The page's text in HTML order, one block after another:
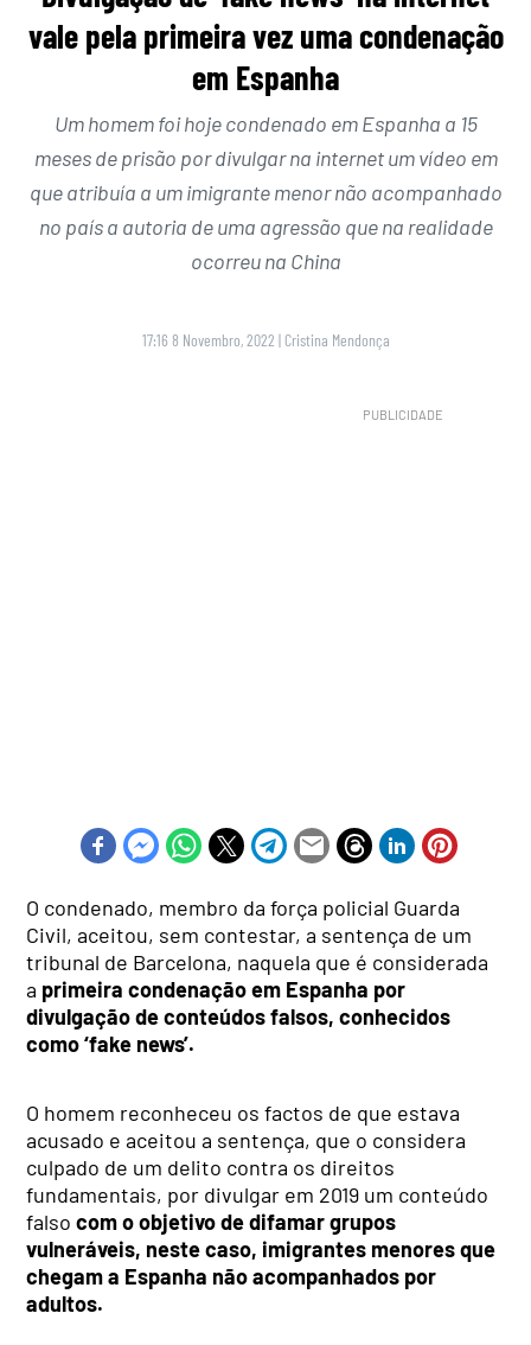
vale pela primeira vez uma condenação
em Espanha
Um homem foi hoje condenado em Espanha a 15
meses de prisão por divulgar na internet um vídeo em
que atribuía a um imigrante menor não acompanhado
no país a autoria de uma agressão que na realidade
ocorreu na China
17:16 8 Novembro, 2022 | Cristina Mendonça
O condenado, membro da força policial Guarda
Civil, aceitou, sem contestar, a sentença de um
tribunal de Barcelona, naquela que é considerada
a primeira condenação em Espanha por
divulgação de conteúdos falsos, conhecidos
como ‘fake news’.
O homem reconheceu os factos de que estava
acusado e aceitou a sentença, que o considera
culpado de um delito contra os direitos
fundamentais, por divulgar em 2019 um conteúdo
falsocom o objetivo de difamar grupos
vulneráveis, neste caso, imigrantes menores que
chegam a Espanha não acompanhados por
adultos.